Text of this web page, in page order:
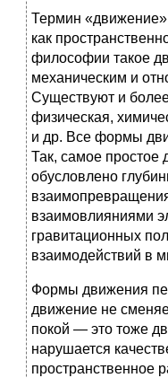
Термин
как
философии такое
механическим и
Существуют и
физическая,
и др. Все формы
Так, самое простое
обусловлено
взаимовлияниями
гравитационных
взаимодействий в
Формы движения
движение не
покой — это тоже
нарушается
пространственное